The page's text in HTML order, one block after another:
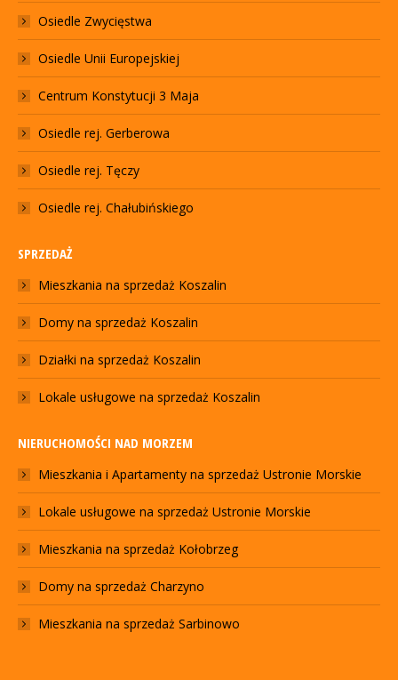
Osiedle Zwycięstwa
Osiedle Unii Europejskiej
Centrum Konstytucji 3 Maja
Osiedle rej. Gerberowa
Osiedle rej. Tęczy
Osiedle rej. Chałubińskiego
SPRZEDAŻ
Mieszkania na sprzedaż Koszalin
Domy na sprzedaż Koszalin
Działki na sprzedaż Koszalin
Lokale usługowe na sprzedaż Koszalin
NIERUCHOMOŚCI NAD MORZEM
Mieszkania i Apartamenty na sprzedaż Ustronie Morskie
Lokale usługowe na sprzedaż Ustronie Morskie
Mieszkania na sprzedaż Kołobrzeg
Domy na sprzedaż Charzyno
Mieszkania na sprzedaż Sarbinowo